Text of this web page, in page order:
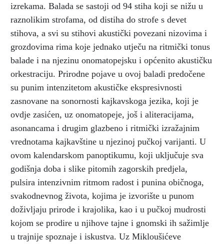
izrekama. Balada se sastoji od 94 stiha koji se nižu u
raznolikim strofama, od distiha do strofe s devet
stihova, a svi su stihovi akustički povezani nizovima i
grozdovima rima koje jednako utječu na ritmički tonus
balade i na njezinu onomatopejsku i općenito akustičku
orkestraciju. Prirodne pojave u ovoj baladi predočene
su punim intenzitetom akustičke ekspresivnosti
zasnovane na sonornosti kajkavskoga jezika, koji je
ovdje zasićen, uz onomatopeje, još i aliteracijama,
asonancama i drugim glazbeno i ritmički izražajnim
vrednotama kajkavštine u njezinoj pučkoj varijanti. U
ovom kalendarskom panoptikumu, koji uključuje sva
godišnja doba i slike pitomih zagorskih predjela,
pulsira intenzivnim ritmom radost i punina običnoga,
svakodnevnog života, kojima je izvorište u punom
doživljaju prirode i krajolika, kao i u pučkoj mudrosti
kojom se prodire u njihove tajne i gnomski ih sažimlje
u trajnije spoznaje i iskustva. Uz Mikloušićeve